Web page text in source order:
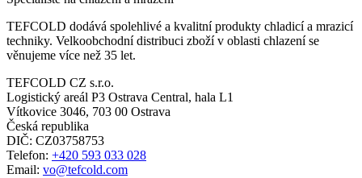
TEFCOLD dodává spolehlivé a kvalitní produkty chladicí a mrazicí
techniky. Velkoobchodní distribuci zboží v oblasti chlazení se
věnujeme více než 35 let.
TEFCOLD CZ s.r.o.
Logistický areál P3 Ostrava Central, hala L1
Vítkovice 3046, 703 00 Ostrava
Česká republika
DIČ: CZ03758753​​​​​​
Telefon: +420 593 033 028
Email: vo@tefcold.com